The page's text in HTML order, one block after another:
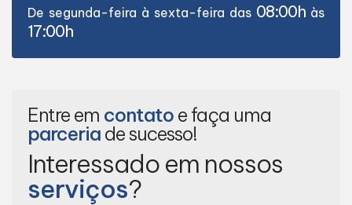
De segunda-feira à sexta-feira das 08:00h às
17:00h
Entre em contato e faça uma
parceria de sucesso!
Interessado em nossos
serviços?